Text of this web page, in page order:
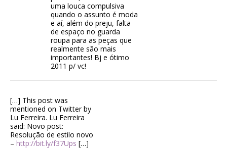
uma louca compulsiva
quando o assunto é moda
e aí, além do preju, falta
de espaço no guarda
roupa para as peças que
realmente são mais
importantes! Bj e ótimo
2011 p/ vc!
[…] This post was
mentioned on Twitter by
Lu Ferreira. Lu Ferreira
said: Novo post:
Resolução de estilo novo
– http://bit.ly/f37Ups […]